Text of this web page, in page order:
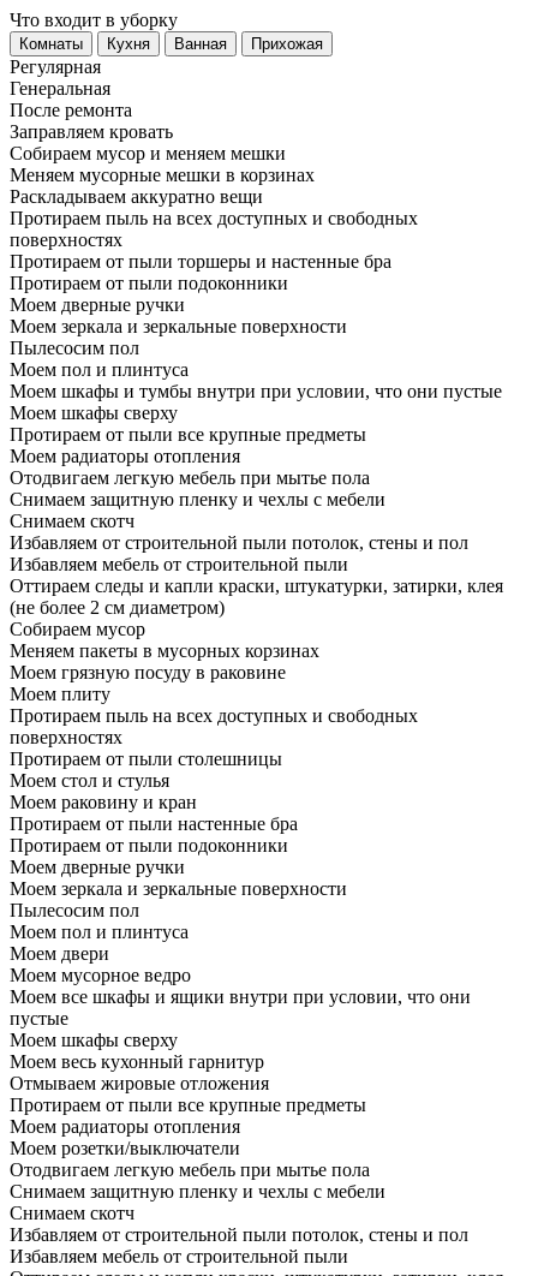
Что входит в уборку
Регу­лярная
Гене­ральная
После ремонта
Заправляем кровать
Собираем мусор и меняем мешки
Меняем мусорные мешки в корзинах
Раскладываем аккуратно вещи
Протираем пыль на всех доступных и свободных
поверхностях
Протираем от пыли торшеры и настенные бра
Протираем от пыли подоконники
Моем дверные ручки
Моем зеркала и зеркальные поверхности
Пылесосим пол
Моем пол и плинтуса
Моем шкафы и тумбы внутри при условии, что они пустые
Моем шкафы сверху
Протираем от пыли все крупные предметы
Моем радиаторы отопления
Отодвигаем легкую мебель при мытье пола
Снимаем защитную пленку и чехлы с мебели
Снимаем скотч
Избавляем от строительной пыли потолок, стены и пол
Избавляем мебель от строительной пыли
Оттираем следы и капли краски, штукатурки, затирки, клея
(не более 2 см диаметром)
Собираем мусор
Меняем пакеты в мусорных корзинах
Моем грязную посуду в раковине
Моем плиту
Протираем пыль на всех доступных и свободных
поверхностях
Протираем от пыли столешницы
Моем стол и стулья
Моем раковину и кран
Протираем от пыли настенные бра
Протираем от пыли подоконники
Моем дверные ручки
Моем зеркала и зеркальные поверхности
Пылесосим пол
Моем пол и плинтуса
Моем двери
Моем мусорное ведро
Моем все шкафы и ящики внутри при условии, что они
пустые
Моем шкафы сверху
Моем весь кухонный гарнитур
Отмываем жировые отложения
Протираем от пыли все крупные предметы
Моем радиаторы отопления
Моем розетки/выключатели
Отодвигаем легкую мебель при мытье пола
Снимаем защитную пленку и чехлы с мебели
Снимаем скотч
Избавляем от строительной пыли потолок, стены и пол
Избавляем мебель от строительной пыли